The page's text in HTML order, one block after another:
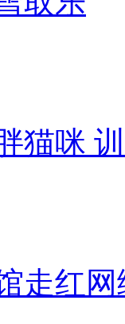
猫咪
走红网